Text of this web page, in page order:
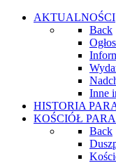
AKTUALNOŚCI
Back
Inne
HISTORIA
KOŚCIÓŁ
Back